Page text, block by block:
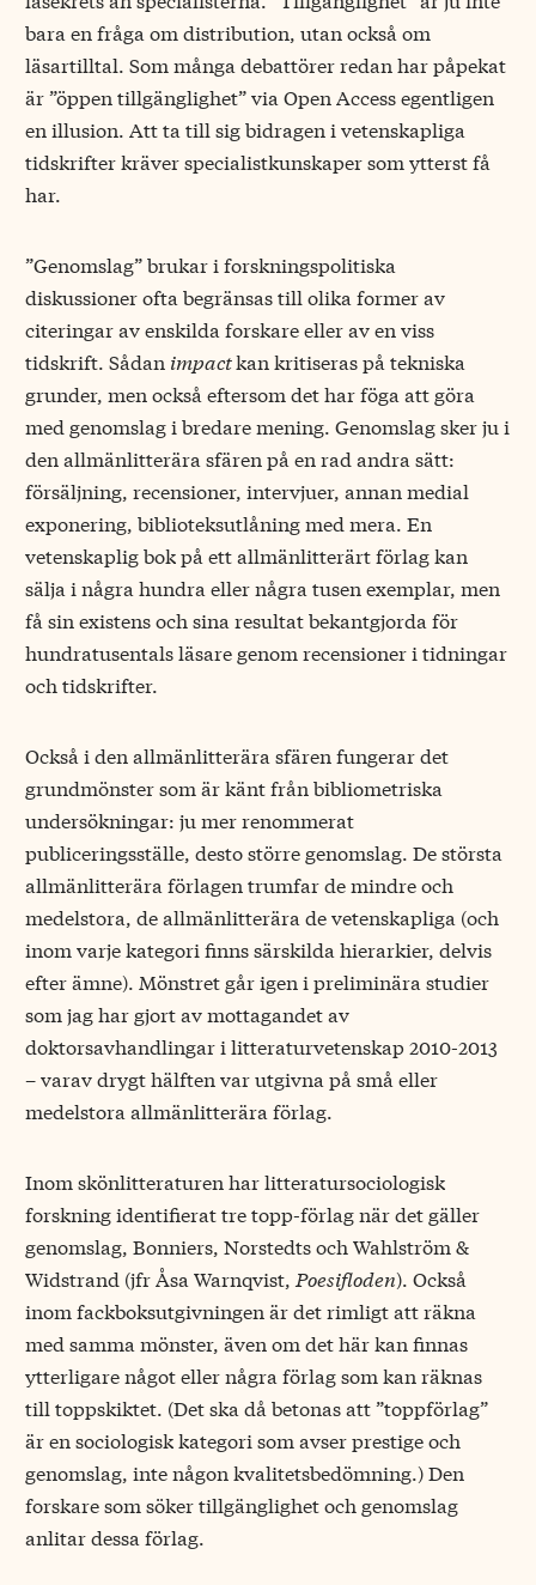
bara en fråga om distribution, utan också om
läsartilltal. Som många debattörer redan har påpekat
är ”öppen tillgänglighet” via Open Access egentligen
en illusion. Att ta till sig bidragen i vetenskapliga
tidskrifter kräver specialistkunskaper som ytterst få
har.
”Genomslag” brukar i forskningspolitiska
diskussioner ofta begränsas till olika former av
citeringar av enskilda forskare eller av en viss
tidskrift. Sådan impactkan kritiseras på tekniska
grunder, men också eftersom det har föga att göra
med genomslag i bredare mening. Genomslag sker ju i
den allmänlitterära sfären på en rad andra sätt:
försäljning, recensioner, intervjuer, annan medial
exponering, biblioteksutlåning med mera. En
vetenskaplig bok på ett allmänlitterärt förlag kan
sälja i några hundra eller några tusen exemplar, men
få sin existens och sina resultat bekantgjorda för
hundratusentals läsare genom recensioner i tidningar
och tidskrifter.
Också i den allmänlitterära sfären fungerar det
grundmönster som är känt från bibliometriska
undersökningar: ju mer renommerat
publiceringsställe, desto större genomslag. De största
allmänlitterära förlagen trumfar de mindre och
medelstora, de allmänlitterära de vetenskapliga (och
inom varje kategori finns särskilda hierarkier, delvis
efter ämne). Mönstret går igen i preliminära studier
som jag har gjort av mottagandet av
doktorsavhandlingar i litteraturvetenskap 2010-2013
– varav drygt hälften var utgivna på små eller
medelstora allmänlitterära förlag.
Inom skönlitteraturen har litteratursociologisk
forskning identifierat tre topp-förlag när det gäller
genomslag, Bonniers, Norstedts och Wahlström &
Widstrand (jfr Åsa Warnqvist, Poesifloden). Också
inom fackboksutgivningen är det rimligt att räkna
med samma mönster, även om det här kan finnas
ytterligare något eller några förlag som kan räknas
till toppskiktet. (Det ska då betonas att ”toppförlag”
är en sociologisk kategori som avser prestige och
genomslag, inte någon kvalitetsbedömning.) Den
forskare som söker tillgänglighet och genomslag
anlitar dessa förlag.